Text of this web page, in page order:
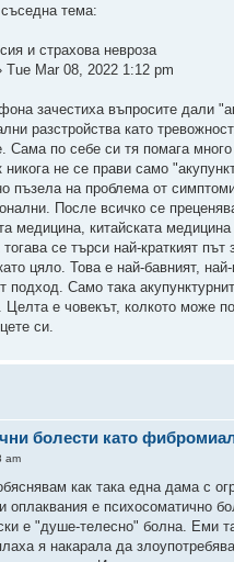
тема:
и страхова невроза
Mar 08, 2022 1:12 pm
зачестиха въпросите дали
разстройства като
Сама по себе си тя помага
никога не се прави само
пъзела на проблема от
После всичко се
медицина, китайската медицина
се търси най-краткият път
цяло. Това е най-бавният,
подход. Само така
е човекът, колкото може
си.
болести като
am
как така една дама с
оплаквания е психосоматично
е "душе-телесно" болна. Еми
я накарала да